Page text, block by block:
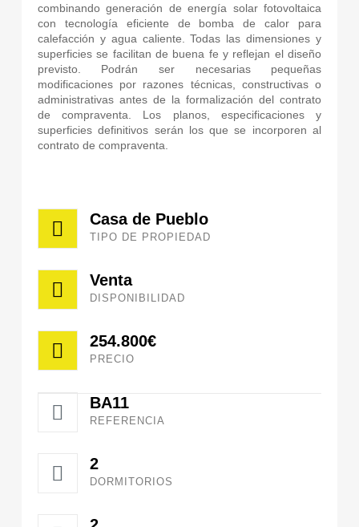
combinando generación de energía solar fotovoltaica
con tecnología eficiente de bomba de calor para
calefacción y agua caliente. Todas las dimensiones y
superficies se facilitan de buena fe y reflejan el diseño
previsto. Podrán ser necesarias pequeñas
modificaciones por razones técnicas, constructivas o
administrativas antes de la formalización del contrato
de compraventa. Los planos, especificaciones y
superficies definitivos serán los que se incorporen al
contrato de compraventa.
Casa de Pueblo
TIPO DE PROPIEDAD
Venta
DISPONIBILIDAD
254.800€
PRECIO
BA11
REFERENCIA
2
DORMITORIOS